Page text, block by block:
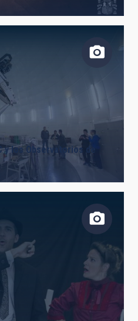
y los Observatorios de